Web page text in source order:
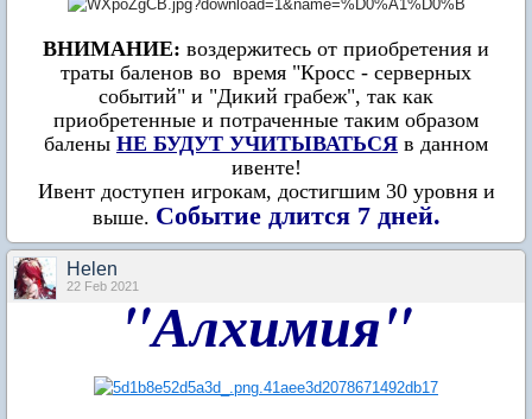
ВНИМАНИЕ: воздержитесь от приобретения и
траты баленов во время "Кросс - серверных
событий" и "Дикий грабеж", так как
приобретенные и потраченные таким образом
балены НЕ БУДУТ УЧИТЫВАТЬСЯ в данном
ивенте!
Ивент доступен игрокам, достигшим 30 уровня и
выше. Событие длится 7 дней.
Нelen
22 Feb 2021"Алхимия"